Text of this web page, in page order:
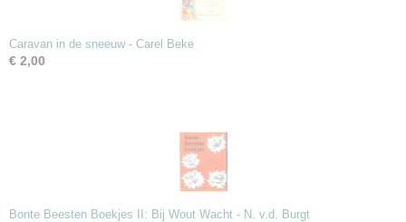
Caravan in de sneeuw - Carel Beke
€ 2,00
Bonte Beesten Boekjes II: Bij Wout Wacht - N. v.d. Burgt